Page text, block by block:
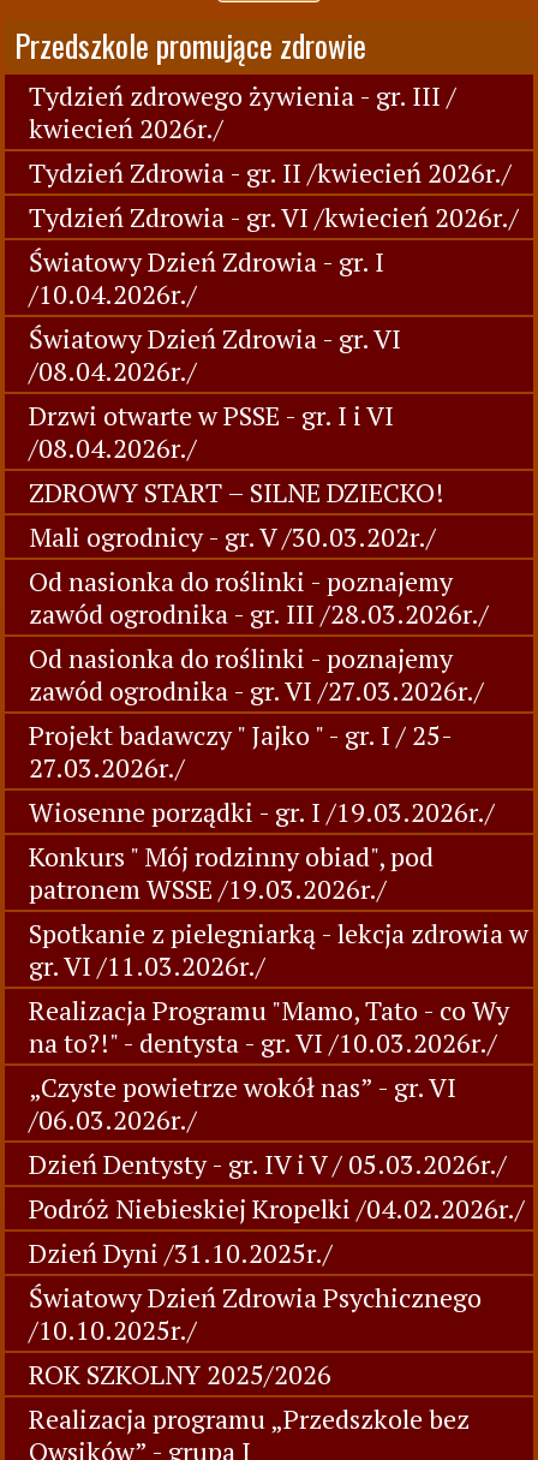
Przedszkole promujące zdrowie
Tydzień zdrowego żywienia - gr. III /
kwiecień 2026r./
Tydzień Zdrowia - gr. II /kwiecień 2026r./
Tydzień Zdrowia - gr. VI /kwiecień 2026r./
Światowy Dzień Zdrowia - gr. I
/10.04.2026r./
Światowy Dzień Zdrowia - gr. VI
/08.04.2026r./
Drzwi otwarte w PSSE - gr. I i VI
/08.04.2026r./
ZDROWY START – SILNE DZIECKO!
Mali ogrodnicy - gr. V /30.03.202r./
Od nasionka do roślinki - poznajemy
zawód ogrodnika - gr. III /28.03.2026r./
Od nasionka do roślinki - poznajemy
zawód ogrodnika - gr. VI /27.03.2026r./
Projekt badawczy " Jajko " - gr. I / 25-
27.03.2026r./
Wiosenne porządki - gr. I /19.03.2026r./
Konkurs " Mój rodzinny obiad", pod
patronem WSSE /19.03.2026r./
Spotkanie z pielegniarką - lekcja zdrowia w
gr. VI /11.03.2026r./
Realizacja Programu "Mamo, Tato - co Wy
na to?!" - dentysta - gr. VI /10.03.2026r./
„Czyste powietrze wokół nas” - gr. VI
/06.03.2026r./
Dzień Dentysty - gr. IV i V / 05.03.2026r./
Podróż Niebieskiej Kropelki /04.02.2026r./
Dzień Dyni /31.10.2025r./
Światowy Dzień Zdrowia Psychicznego
/10.10.2025r./
ROK SZKOLNY 2025/2026
Realizacja programu „Przedszkole bez
Owsików” - grupa I